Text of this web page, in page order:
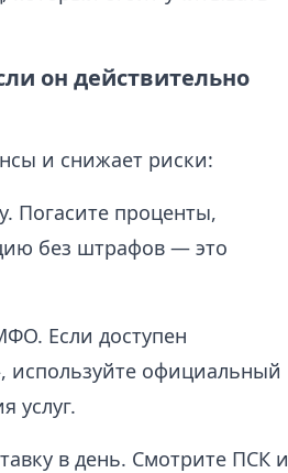
он действительно
и снижает риски:
Погасите проценты,
без штрафов — это
Если доступен
используйте официальный
услуг.
в день. Смотрите ПСК и